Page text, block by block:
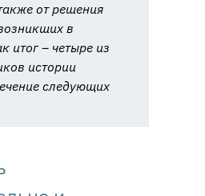
от решения
в
итог – четыре из
истории
следующих